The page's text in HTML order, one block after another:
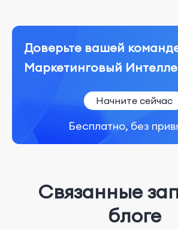
Доверьте вашей
Маркетинговый
Начните сейчас
Бесплатно, без
Связанные
блоге